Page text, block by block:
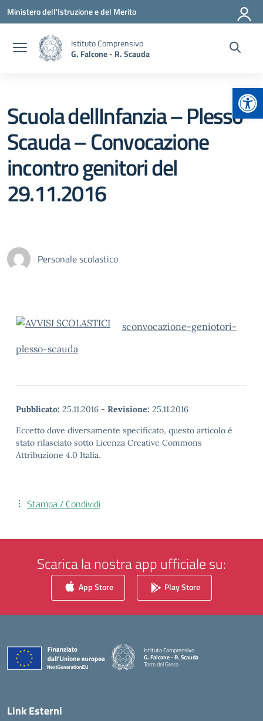
Vai ai contenuti
Vai al menu di navigazione
Vai al footer
Ministero dell'Istruzione e del Merito
Istituto Comprensivo
G. Falcone - R. Scauda
Scuola dellInfanzia – Plesso
Scauda – Convocazione
incontro genitori del
29.11.2016
Personale scolastico
sconvocazione-geniotori-
plesso-scauda
Pubblicato: 25.11.2016 - Revisione: 25.11.2016
Eccetto dove diversamente specificato, questo articolo è
stato rilasciato sotto Licenza Creative Commons
Attribuzione 4.0 Italia.
Stampa / Condividi
Scarica la nostra app ufficiale su:
App Store Play Store
Istituto Comprensivo
G. Falcone - R. Scauda
Torre del Greco
Link Esterni